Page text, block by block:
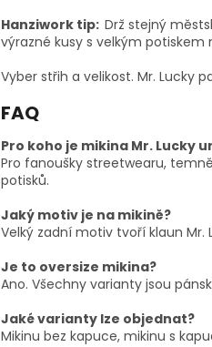
Hanziwork tip: Drž stejný
výrazné kusy s velkým potiskem
Vyber střih a velikost. Mr. Lucky
FAQ
Pro koho je mikina Mr. Lucky
Pro fanoušky streetwearu,
potisků.
Jaký motiv je na mikině?
Velký zadní motiv tvoří klaun Mr.
Je to oversize mikina?
Ano. Všechny varianty jsou
Jaké varianty lze objednat?
Mikinu bez kapuce, mikinu s